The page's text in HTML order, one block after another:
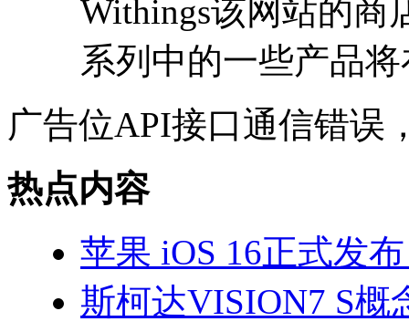
Withings该网站的商
系列中的一些产品
广告位API接口通信错误
热点内容
苹果 iOS 16正式发
斯柯达VISION7 S概